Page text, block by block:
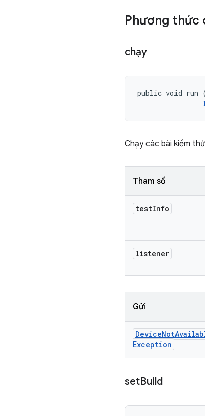
Phương thức
chạy
public void run
Chạy các bài kiểm
Tham số
testInfo
listener
Gửi
DeviceNot
Exception
setBuild